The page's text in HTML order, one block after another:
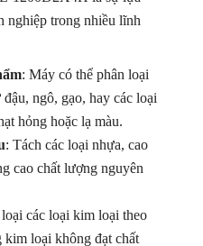
nghiệp trong nhiều lĩnh
: Máy có thể phân loại
ngô, gạo, hay các loại
hỏng hoặc lạ màu.
: Tách các loại nhựa, cao
cao chất lượng nguyên
các loại kim loại theo
kim loại không đạt chất